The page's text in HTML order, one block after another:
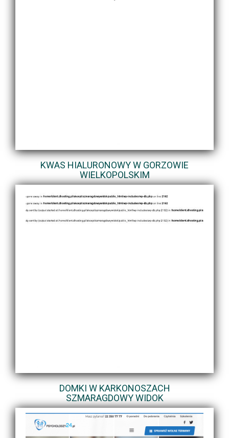
KWAS HIALURONOWY W GORZOWIE
WIELKOPOLSKIM
DOMKI W KARKONOSZACH
SZMARAGDOWY WIDOK